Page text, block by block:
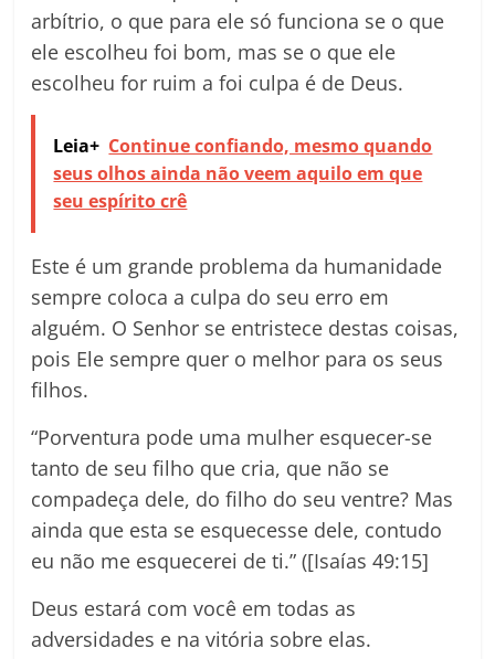
arbítrio, o que para ele só funciona se o que
ele escolheu foi bom, mas se o que ele
escolheu for ruim a foi culpa é de Deus.
Leia+ Continue confiando, mesmo quando
seus olhos ainda não veem aquilo em que
seu espírito crê
Este é um grande problema da humanidade
sempre coloca a culpa do seu erro em
alguém. O Senhor se entristece destas coisas,
pois Ele sempre quer o melhor para os seus
filhos.
“Porventura pode uma mulher esquecer-se
tanto de seu filho que cria, que não se
compadeça dele, do filho do seu ventre? Mas
ainda que esta se esquecesse dele, contudo
eu não me esquecerei de ti.” ([Isaías 49:15]
Deus estará com você em todas as
adversidades e na vitória sobre elas.